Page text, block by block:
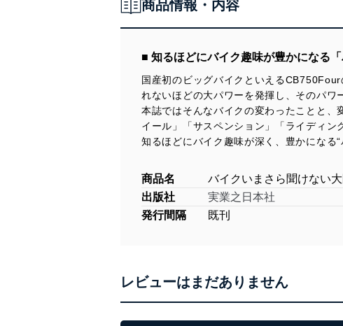
商品情報・内容
■ 知るほどにバイク趣味が豊かになる
国産初のビッグバイクといえる
れないほどの大パワーを発揮し、そのパワ
本誌ではそんなバイクの変わったことと、
イール」「サスペンション」「ライディン
知るほどにバイク趣味が深く、豊かになる
商品名
バイクいまさら聞けない
出版社
実業之日本社
発行間隔
既刊
レビューはまだありません